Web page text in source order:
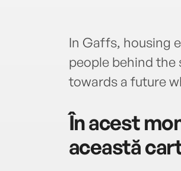
In Gaffs, housing
people behind the
towards a future
În acest
această